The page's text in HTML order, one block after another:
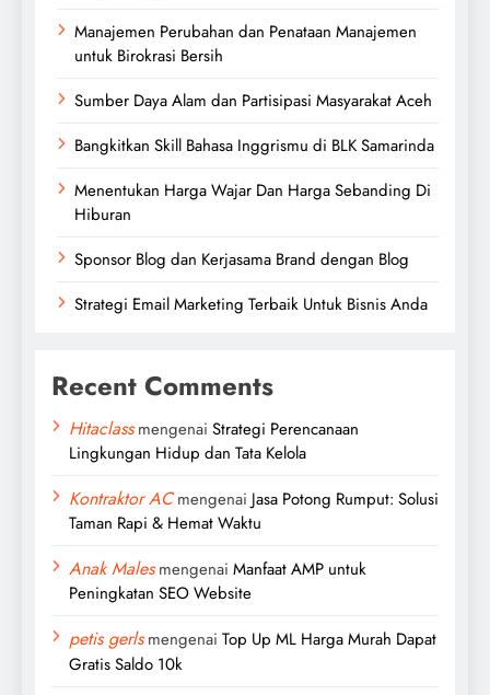
Manajemen Perubahan dan Penataan Manajemen
untuk Birokrasi Bersih
Sumber Daya Alam dan Partisipasi Masyarakat Aceh
Bangkitkan Skill Bahasa Inggrismu di BLK Samarinda
Menentukan Harga Wajar Dan Harga Sebanding Di
Hiburan
Sponsor Blog dan Kerjasama Brand dengan Blog
Strategi Email Marketing Terbaik Untuk Bisnis Anda
Recent Comments
Hitaclassmengenai Strategi Perencanaan
Lingkungan Hidup dan Tata Kelola
Kontraktor ACmengenai Jasa Potong Rumput: Solusi
Taman Rapi & Hemat Waktu
Anak Malesmengenai Manfaat AMP untuk
Peningkatan SEO Website
petis gerlsmengenai Top Up ML Harga Murah Dapat
Gratis Saldo 10k